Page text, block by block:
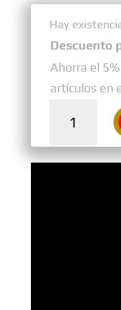
Hay existencias
Hay
Descuento
Ahorra el
artículos en
para
Bicicleta